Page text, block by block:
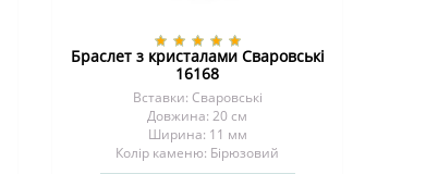
Браслет з кристалами Сваровські
16168
Вставки: Сваровські
Довжина: 20 см
Ширина: 11 мм
Колір каменю: Бірюзовий